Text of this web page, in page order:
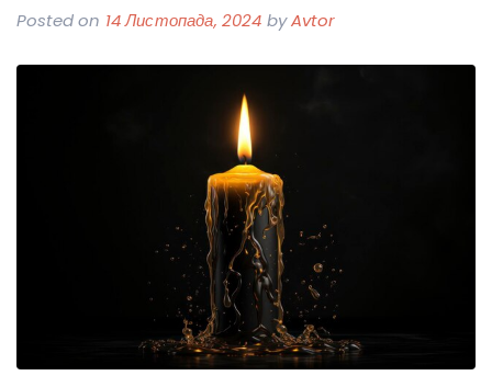
Posted on 14 Листопада, 2024 byAvtor